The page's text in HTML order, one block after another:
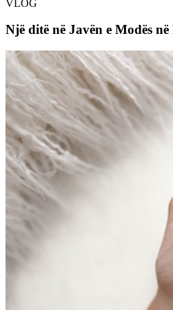
VLOG
Një ditë në Javën e Modës